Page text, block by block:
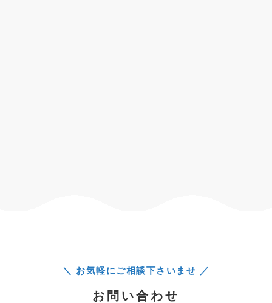
＼ お気軽にご相談下さいませ ／
お問い合わせ